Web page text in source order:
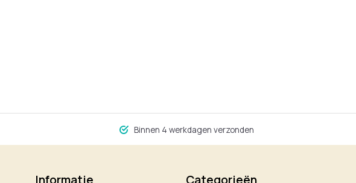
Binnen 4 werkdagen verzonden